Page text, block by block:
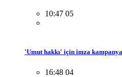
10:47 05
'Umut hakkı' için imza
16:48 04